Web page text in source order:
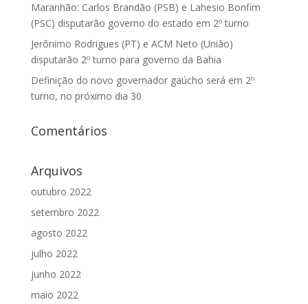
Maranhão: Carlos Brandão (PSB) e Lahesio Bonfim
(PSC) disputarão governo do estado em 2º turno
Jerônimo Rodrigues (PT) e ACM Neto (União)
disputarão 2º turno para governo da Bahia
Definição do novo governador gaúcho será em 2º
turno, no próximo dia 30
Comentários
Arquivos
outubro 2022
setembro 2022
agosto 2022
julho 2022
junho 2022
maio 2022